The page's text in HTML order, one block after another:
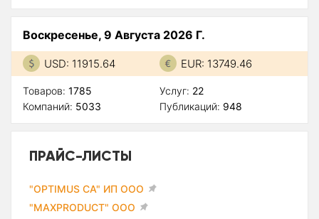
Воскресенье, 9 Августа 2026 Г.
USD: 11915.64 EUR: 13749.46
Товаров: 1785
Компаний: 5033
Услуг: 22
Публикаций: 948
ПРАЙС-ЛИСТЫ
"OPTIMUS CA" ИП ООО
"MAXPRODUCT" ООО